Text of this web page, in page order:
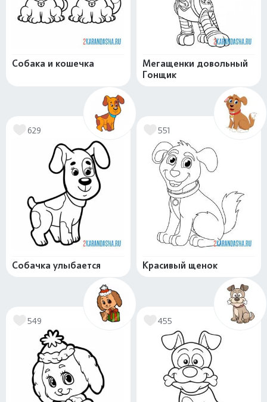
Собака и кошечка
Мегащенки довольный
Гонщик
629
Собачка улыбается
551
Красивый щенок
549 455